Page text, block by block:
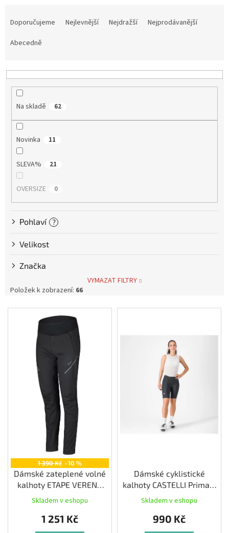
Doplňky
Poukazy
Dárky
pro
cyklisty
Novinky
Sleva
pro
Měna
p
Doporučujeme Nejlevnější Nejdražší
Nejprodávanější
Abecedně
Na skladě 62
Novinka 11
SLEVA% 21
OVERSIZE 0
Pohlaví ?
Velikost
Značka
VYMAZAT FILTRY
Položek k zobrazení: 66
V
1 390 Kč –10 %
Dámské zateplené volné
kalhoty ETAPE VERENA
2.0 WS, black
Skladem v eshopu
1 251 Kč
Dámské cyklistické
kalhoty CASTELLI Prima 2
s vložkou, black/black
Skladem v eshopu
990 Kč